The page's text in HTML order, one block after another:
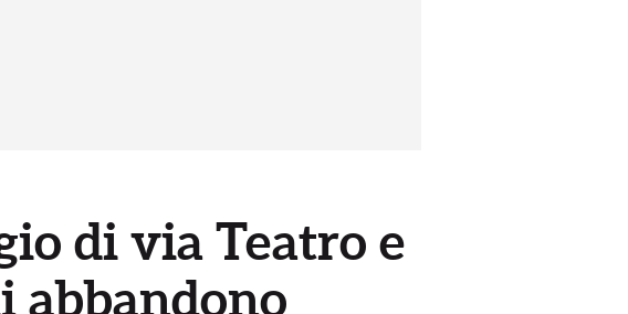
di via Teatro e
abbandono